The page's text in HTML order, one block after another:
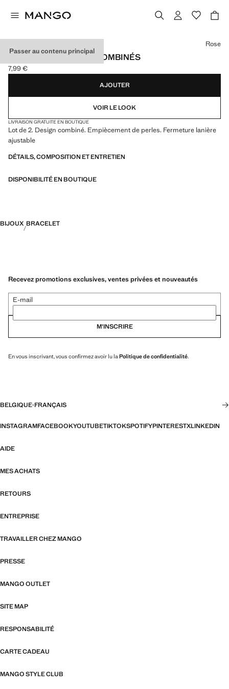
Passer au contenu principal
LOT DE 2 BRACELETS COMBINÉS
Prix actuel [7,99 € ]
7,99 €
Choisissez une couleur
Rose
AJOUTER
VOIR LE LOOK
LIVRAISON GRATUITE EN BOUTIQUE
Lot de 2. Design combiné. Empiècement de perles. Fermeture lanière
ajustable
DÉTAILS, COMPOSITION ET ENTRETIEN
DISPONIBILITÉ EN BOUTIQUE
BIJOUX BRACELET
Recevez promotions exclusives, ventes privées et nouveautés
E-mail
M’INSCRIRE
En vous inscrivant, vous confirmez avoir lu la Politique de confidentialité.
BELGIQUE·FRANÇAIS
INSTAGRAMFACEBOOKYOUTUBETIKTOKSPOTIFYPINTERESTXLINKEDIN
AIDE
MES ACHATS
RETOURS
ENTREPRISE
TRAVAILLER CHEZ MANGO
PRESSE
MANGO OUTLET
SITE MAP
RESPONSABILITÉ
CARTE CADEAU
MANGO STYLE CLUB